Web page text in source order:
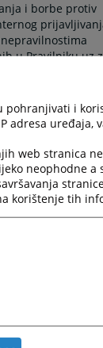
i borbe protiv
u Pravilniku uz
o
prijave na
pohranjivati i
adresa uređaja,
web stranica
neophodne a
korištenje tih